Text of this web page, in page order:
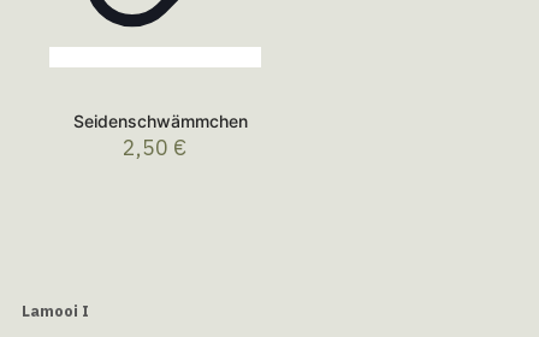
Seidenschwämmchen
2,50 €
Lamooi I